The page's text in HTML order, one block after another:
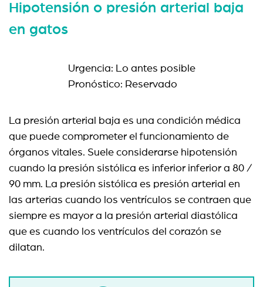
Hipotensión o presión arterial baja
en gatos
Urgencia: Lo antes posible
Pronóstico: Reservado
La presión arterial baja es una condición médica
que puede comprometer el funcionamiento de
órganos vitales. Suele considerarse hipotensión
cuando la presión sistólica es inferior inferior a 80 /
90 mm. La presión sistólica es presión arterial en
las arterias cuando los ventrículos se contraen que
siempre es mayor a la presión arterial diastólica
que es cuando los ventrículos del corazón se
dilatan.